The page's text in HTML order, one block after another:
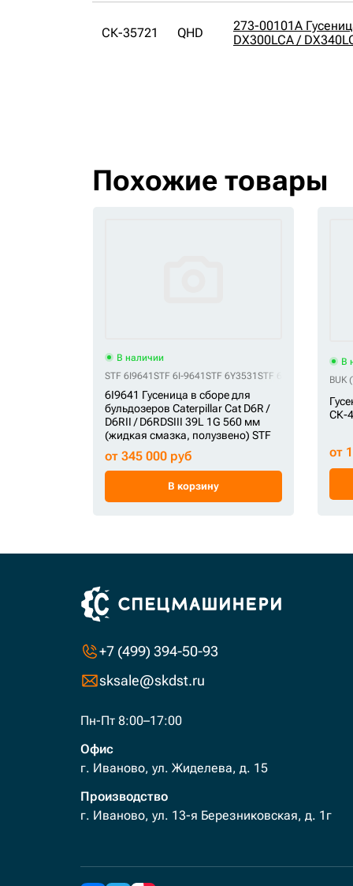
СК-35721 QHD
273-00101A
DX300LCA /
Похожие товары
В наличии
STF 6I9641 STF 6I-9641 STF 6Y3531 STF 6Y-3531 STF
6I9641 Гусеница в сборе для
бульдозеров Caterpillar Cat D6R /
D6RII / D6RDSIII 39L 1G 560 мм
(жидкая смазка, полузвено) STF
от 345 000 руб
В корзину
В
BUK
СК-
от
+7 (499) 394-50-93
sksale@skdst.ru
Пн-Пт 8:00–17:00
Офис
г. Иваново, ул. Жиделева, д. 15
Производство
г. Иваново, ул. 13-я Березниковская, д. 1г